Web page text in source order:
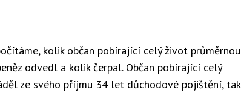
kolik občan pobírající celý život průměrnou
odvedl a kolik čerpal. Občan pobírající celý
ze svého příjmu 34 let důchodové pojištění, tak